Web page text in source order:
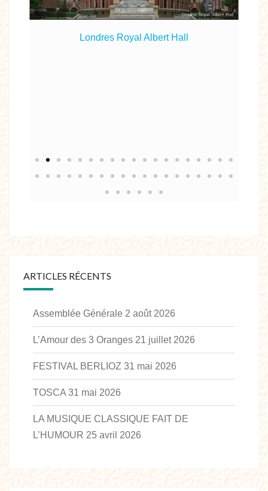
Londres Royal Albert Hall
ARTICLES RÉCENTS
Assemblée Générale 2 août 2026
L’Amour des 3 Oranges 21 juillet 2026
FESTIVAL BERLIOZ 31 mai 2026
TOSCA 31 mai 2026
LA MUSIQUE CLASSIQUE FAIT DE
L’HUMOUR 25 avril 2026